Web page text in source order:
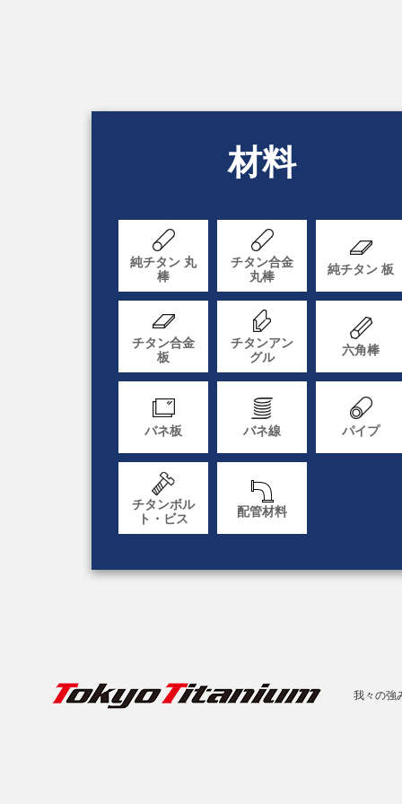
材料
純チタン 丸
棒
チタン合金
丸棒
純チタン 板
チタン合金
板
チタンアン
グル
六角棒
バネ板 バネ線 パイプ
チタンボル
ト・ビス
配管材料
我々の強